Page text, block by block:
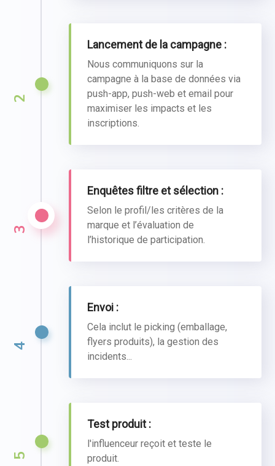
2
Lancement de la campagne :
Nous communiquons sur la
campagne à la base de données via
push-app, push-web et email pour
maximiser les impacts et les
inscriptions.
3
Enquêtes filtre et sélection :
Selon le profil/les critères de la
marque et l’évaluation de
l’historique de participation.
4
Envoi :
Cela inclut le picking (emballage,
flyers produits), la gestion des
incidents...
5
Test produit :
l'influenceur reçoit et teste le
produit.